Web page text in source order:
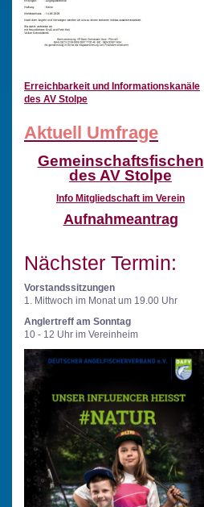
Erreichbarkeit und Informationskanäle
des AV Stolpe
Aktuell Umfrage
Gemeinschaftsfischen
des AV Stolpe
Info Mitgliedschaft im Verein
Aufnahmeantrag
Nächster Termin:
Vorstandssitzungen
1. Mittwoch im Monat um 19.00 Uhr
Anglertreff am Sonntag
10 - 12 Uhr im Vereinheim